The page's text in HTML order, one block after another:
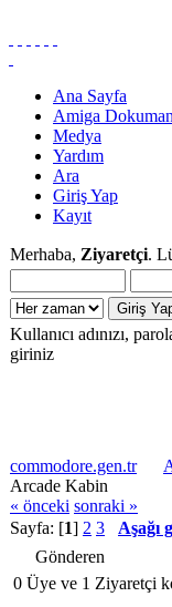
Ana Sayfa
Amiga
Medya
Yardım
Ara
Giriş Yap
Kayıt
Merhaba, Ziyaretçi.
Kullanıcı adınızı,
giriniz
commodore.gen.tr
Arcade Kabin
« önceki sonraki »
Sayfa: [1] 2 3
Aşağı
Gönderen
0 Üye ve 1 Ziyaretçi